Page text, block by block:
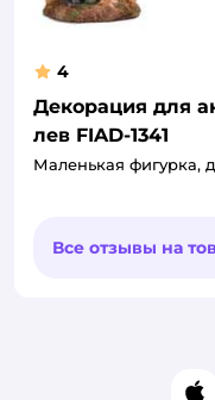
4
Декорация для
лев FIAD-1341
Маленькая фигурка,
Все отзывы на